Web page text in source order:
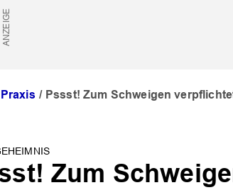
Praxis Pssst! Zum Schweigen
Zum